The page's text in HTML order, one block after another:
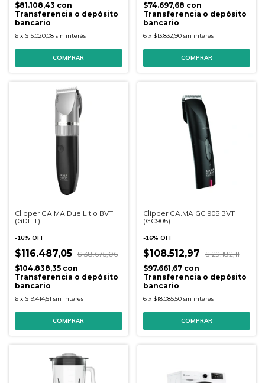
$81.108,43 con
Transferencia o depósito
bancario
6 x $15.020,08 sin interés
$74.697,68 con
Transferencia o depósito
bancario
6 x $13.832,90 sin interés
Clipper GA.MA Due Litio BVT
(GDLIT)
-16% OFF
$116.487,05 $138.675,06
$104.838,35 con
Transferencia o depósito
bancario
6 x $19.414,51 sin interés
Clipper GA.MA GC 905 BVT
(GC905)
-16% OFF
$108.512,97
$129.182,11
$97.661,67 con
Transferencia o depósito
bancario
6 x $18.085,50 sin interés